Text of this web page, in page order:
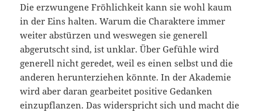
Die erzwungene Fröhlichkeit kann sie wohl kaum
in der Eins halten. Warum die Charaktere immer
weiter abstürzen und weswegen sie generell
abgerutscht sind, ist unklar. Über Gefühle wird
generell nicht geredet, weil es einen selbst und die
anderen herunterziehen könnte. In der Akademie
wird aber daran gearbeitet positive Gedanken
einzupflanzen. Das widerspricht sich und macht die